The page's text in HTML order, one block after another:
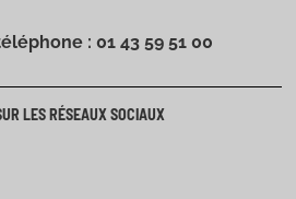
: 01 43 59 51 00
LES RÉSEAUX SOCIAUX